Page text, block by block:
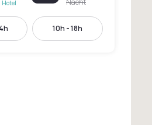
Nacht
10h - 18h